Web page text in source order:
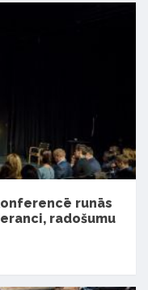
runās
radošumu